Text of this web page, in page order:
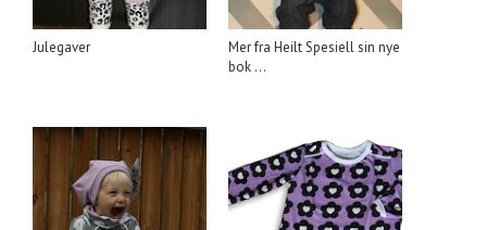
Julegaver
Mer fra Heilt Spesiell sin nye
bok ...